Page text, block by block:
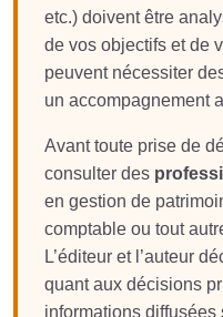
etc.) doivent être
de vos objectifs et de
peuvent nécessiter
un accompagnement
Avant toute prise de
consulter des
en gestion de
comptable ou tout
L’éditeur et l’auteur
quant aux décisions
informations diffusées